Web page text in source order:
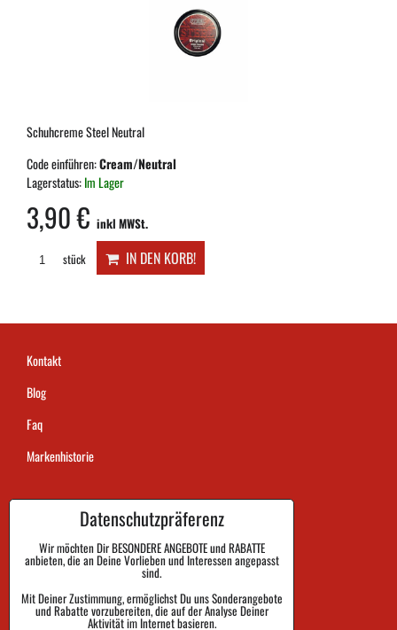
Schuhcreme Steel Neutral
Code einführen:Cream/Neutral
Lagerstatus:Im Lager
3,90 € inkl MWSt.
stück IN DEN KORB!
Kontakt
Blog
Faq
Markenhistorie
Dauer der Auftragsausführung
Zahlung
Warenrückgabe und Reklamation
Größe
Datenschutzpräferenz
Wir möchten Dir BESONDERE ANGEBOTE und RABATTE
anbieten, die an Deine Vorlieben und Interessen angepasst
sind.
Mit Deiner Zustimmung, ermöglichst Du uns Sonderangebote
und Rabatte vorzubereiten, die auf der Analyse Deiner
Aktivität im Internet basieren.